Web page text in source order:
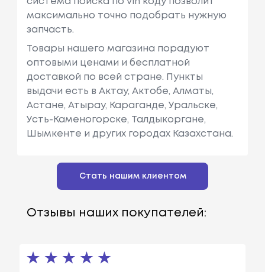
максимально точно подобрать нужную
запчасть.
Товары нашего магазина порадуют
оптовыми ценами и бесплатной
доставкой по всей стране. Пункты
выдачи есть в Актау, Актобе, Алматы,
Астане, Атырау, Караганде, Уральске,
Усть-Каменогорске, Талдыкоргане,
Шымкенте и других городах Казахстана.
Стать нашим клиентом
Отзывы наших покупателей: